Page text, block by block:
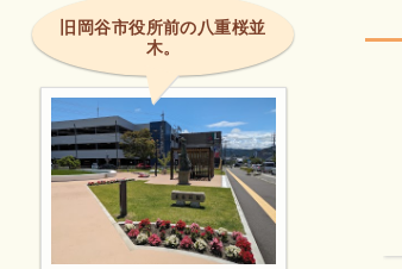
旧岡谷市役所前の八重桜並
木。